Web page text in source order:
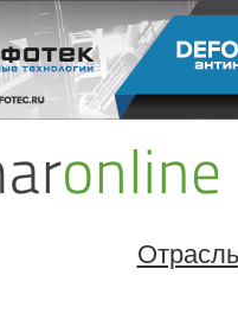
Отрасль